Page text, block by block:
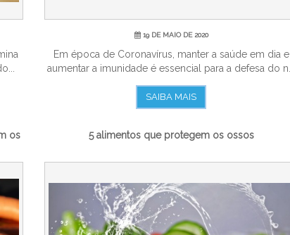
19 DE MAIO DE 2020
Em época de Coronavírus, manter a saúde em dia e
aumentar a imunidade é essencial para a defesa do n...
SAIBA MAIS
os
5 alimentos que protegem os ossos